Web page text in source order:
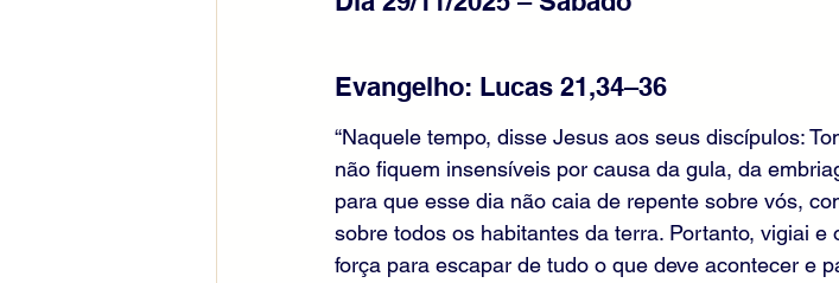
Evangelho: Lucas 21,34–36
“Naquele tempo, disse Jesus aos seus discípulos:
não fiquem insensíveis por causa da gula, da
para que esse dia não caia de repente sobre vós,
sobre todos os habitantes da terra. Portanto, vigiai
força para escapar de tudo o que deve acontecer e